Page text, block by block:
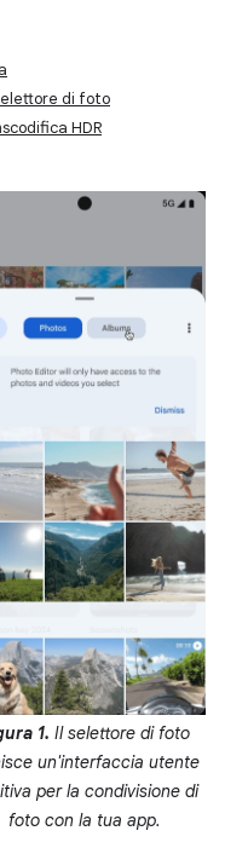
di foto
HDR
1. Il selettore di foto
un'interfaccia utente
per la condivisione di
foto con la tua app.